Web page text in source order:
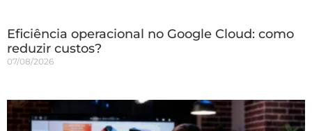
Eficiência operacional no Google Cloud: como
reduzir custos?
07/08/2026